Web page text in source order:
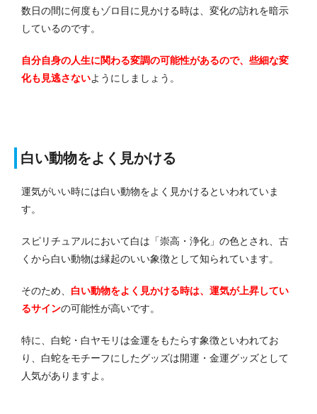
数日の間に何度もゾロ目に見かける時は、変化の訪れを暗示
しているのです。
自分自身の人生に関わる変調の可能性があるので、些細な変
化も見逃さないようにしましょう。
白い動物をよく見かける
運気がいい時には白い動物をよく見かけるといわれていま
す。
スピリチュアルにおいて白は「崇高・浄化」の色とされ、古
くから白い動物は縁起のいい象徴として知られています。
そのため、 白い動物をよく見かける時は、運気が上昇してい
るサインの可能性が高いです。
特に、白蛇・白ヤモリは金運をもたらす象徴といわれてお
り、白蛇をモチーフにしたグッズは開運・金運グッズとして
人気がありますよ。